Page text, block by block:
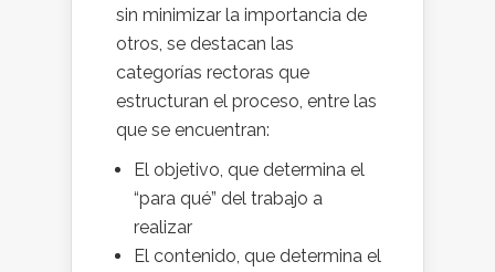
sin minimizar la importancia de
otros, se destacan las
categorías rectoras que
estructuran el proceso, entre las
que se encuentran:
El objetivo, que determina el
“para qué” del trabajo a
realizar
El contenido, que determina el